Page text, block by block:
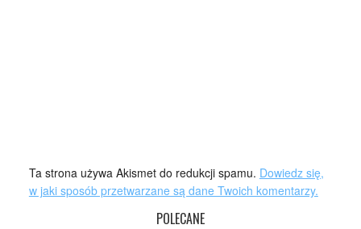
Ta strona używa Akismet do redukcji spamu. Dowiedz się,
w jaki sposób przetwarzane są dane Twoich komentarzy.
POLECANE